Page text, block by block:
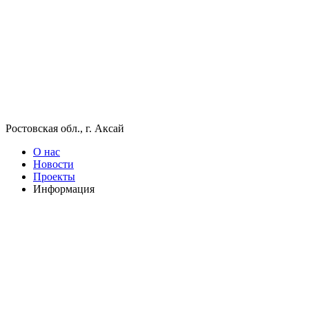
Ростовская обл., г. Аксай
О нас
Новости
Проекты
Информация